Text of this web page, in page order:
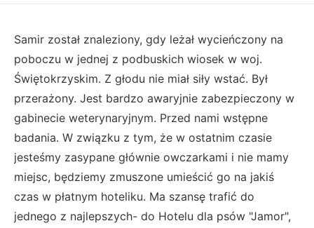
Samir został znaleziony, gdy leżał wycieńczony na
poboczu w jednej z podbuskich wiosek w woj.
Świętokrzyskim. Z głodu nie miał siły wstać. Był
przerażony. Jest bardzo awaryjnie zabezpieczony w
gabinecie weterynaryjnym. Przed nami wstępne
badania. W związku z tym, że w ostatnim czasie
jesteśmy zasypane głównie owczarkami i nie mamy
miejsc, będziemy zmuszone umieścić go na jakiś
czas w płatnym hoteliku. Ma szansę trafić do
jednego z najlepszych- do Hotelu dla psów "Jamor",